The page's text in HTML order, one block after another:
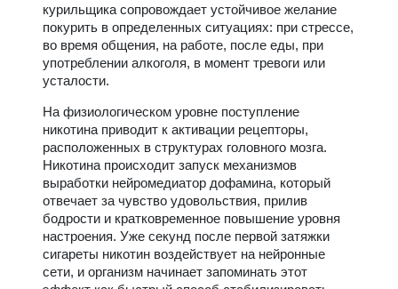
курильщика сопровождает устойчивое желание
покурить в определенных ситуациях: при стрессе,
во время общения, на работе, после еды, при
употреблении алкоголя, в момент тревоги или
усталости.
На физиологическом уровне поступление
никотина приводит к активации рецепторы,
расположенных в структурах головного мозга.
Никотина происходит запуск механизмов
выработки нейромедиатор дофамина, который
отвечает за чувство удовольствия, прилив
бодрости и кратковременное повышение уровня
настроения. Уже секунд после первой затяжки
сигареты никотин воздействует на нейронные
сети, и организм начинает запоминать этот